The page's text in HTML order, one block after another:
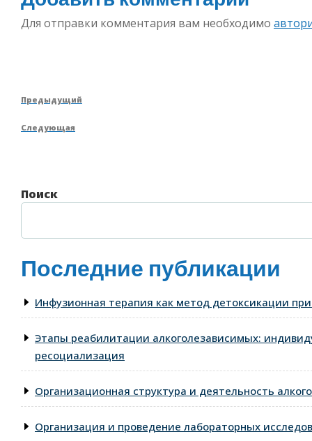
Для отправки комментария вам необходимо
Навигация
по
записям
Предыдущая
Предыдущий
Следующая
Следующая
Поиск
Последние публикации
Инфузионная терапия как метод детоксикации
Этапы реабилитации алкоголезависимых:
ресоциализация
Организационная структура и деятельность
Организация и проведение лабораторных